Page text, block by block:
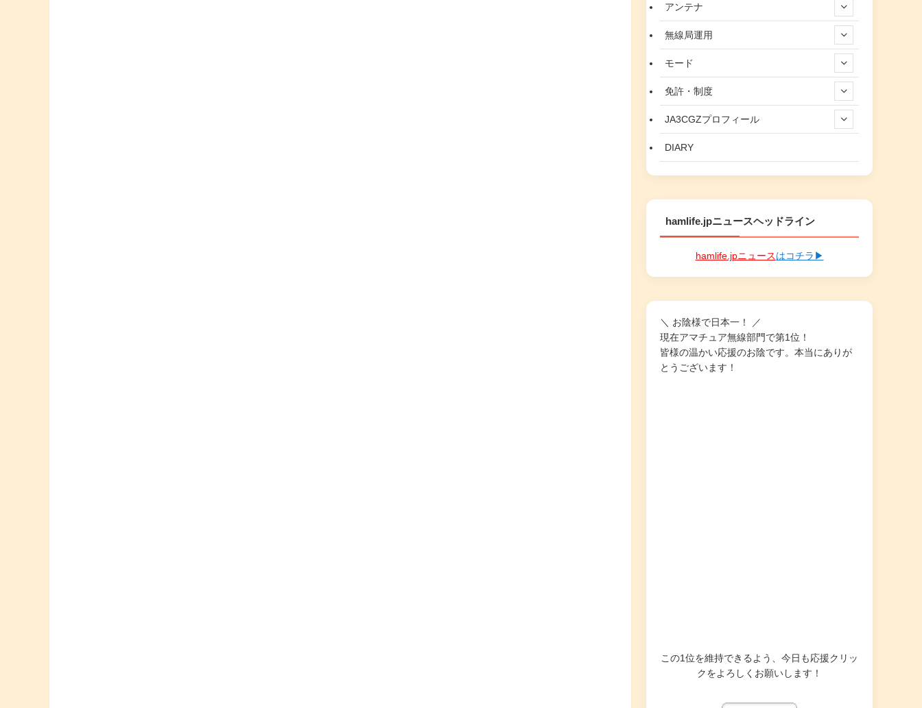
アンテナ
無線局運用
モード
免許・制度
JA3CGZプロフィール
DIARY
hamlife.jpニュースヘッドライン
hamlife.jpニュースはコチラ▶
＼ お陰様で日本一！ ／
現在アマチュア無線部門で第1位！
皆様の温かい応援のお陰です。本当にありが
とうございます！
この1位を維持できるよう、今日も応援クリッ
クをよろしくお願いします！